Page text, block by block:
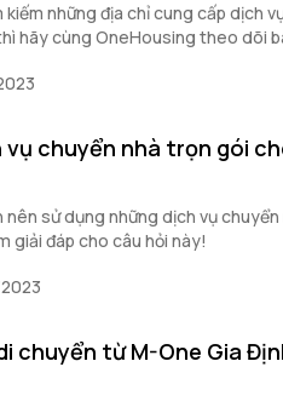
kiếm những địa chỉ cung cấp dịch
hãy cùng OneHousing theo dõi
vụ chuyển nhà trọn gói
nên sử dụng những dịch vụ
giải đáp cho câu hỏi này!
chuyển từ M-One Gia